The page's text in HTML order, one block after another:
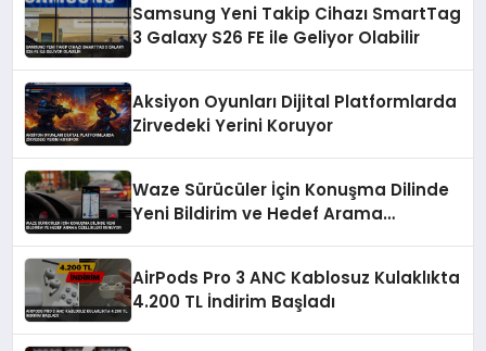
Samsung Yeni Takip Cihazı SmartTag
3 Galaxy S26 FE ile Geliyor Olabilir
Aksiyon Oyunları Dijital Platformlarda
Zirvedeki Yerini Koruyor
Waze Sürücüler İçin Konuşma Dilinde
Yeni Bildirim ve Hedef Arama
AirPods Pro 3 ANC Kablosuz Kulaklıkta
4.200 TL İndirim Başladı